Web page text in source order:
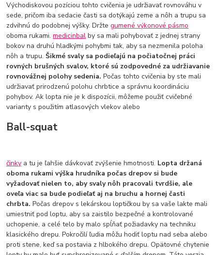
Východiskovou pozíciou tohto cvičenia je udržiavať rovnováhu v
sede, pričom iba sedacie časti sa dotýkajú zeme a nôh a trupu sa
zdvihnú do podobnej výšky. Držtegumené výkonové pásmo
oboma rukami.medicinbal by sa mali pohybovať z jednej strany
bokov na druhú hladkými pohybmi tak, aby sa nezmenila poloha
nôh a trupu.Šikmé svaly sa podieľajú na počiatočnej práci
rovných brušných svalov, ktoré sú zodpovedné za udržiavanie
rovnovážnej polohy sedenia.Počas tohto cvičenia by ste mali
udržiavať prirodzenú polohu chrbtice a správnu koordináciu
pohybov. Ak lopta nie je k dispozícii, môžeme použiť cvičebné
varianty s použitím atlasových vlekov alebo
Ball-squat
činky a tu je ľahšie dávkovať zvýšenie hmotnosti. Lopta držaná
oboma rukami výška hrudníka počas drepov si bude
vyžadovať nielen to, aby svaly nôh pracovali tvrdšie, ale
oveľa viac sa bude podieľať aj na bruchu a hornej časti
chrbta.Počas drepov s lekárskou loptičkou by sa vaše lakte mali
umiestniť pod loptu, aby sa zaistilo bezpečné a kontrolované
uchopenie, a celé telo by malo spĺňať požiadavky na techniku
klasického drepu. Pokročilí ľudia môžu hodiť loptu nad seba alebo
proti stene, keď sa postavia z hlbokého drepu. Opätovné chytenie